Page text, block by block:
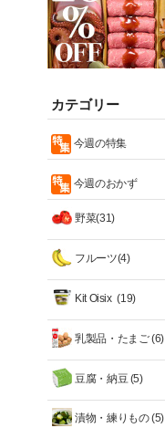
カテゴリー
今週の特集
今週のおかず
野菜(31)
フルーツ(4)
Kit Oisix (19)
乳製品・たまご(6)
豆腐・納豆(5)
漬物・練りもの(5)